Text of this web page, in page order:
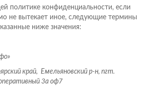
политике конфиденциальности, если
не вытекает иное, следующие термины
ниже значения:
край, Емельяновский р-н, пгт.
3а оф7